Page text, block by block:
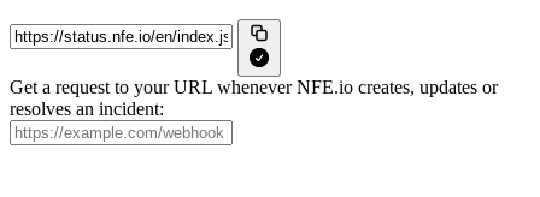
Get a request to your URL whenever NFE.io creates, updates or
resolves an incident: